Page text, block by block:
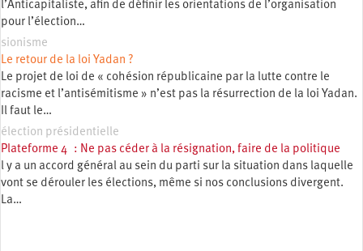
l’Anticapitaliste, afin de définir les orientations de l’organisation
pour l’élection…
sionisme
Le retour de la loi Yadan ?
Le projet de loi de « cohésion républicaine par la lutte contre le
racisme et l’antisémitisme » n’est pas la résurrection de la loi Yadan.
Il faut le…
élection présidentielle
Plateforme 4 : Ne pas céder à la résignation, faire de la politique
l y a un accord général au sein du parti sur la situation dans laquelle
vont se dérouler les élections, même si nos conclusions divergent.
La…